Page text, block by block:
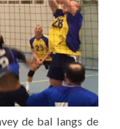
de bal langs de